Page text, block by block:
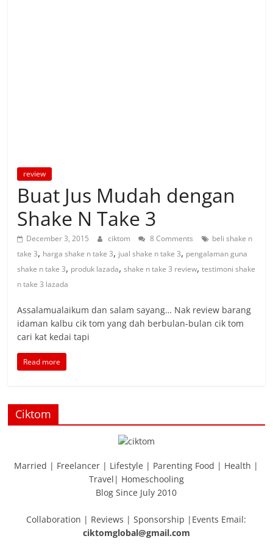
review
Buat Jus Mudah dengan
Shake N Take 3
December 3, 2015 ciktom 8 Comments
beli shake n
take 3, harga shake n take 3, jual shake n take 3, pengalaman guna
shake n take 3, produk lazada,shake n take 3 review,testimoni shake
n take 3 lazada
Assalamualaikum dan salam sayang… Nak review barang
idaman kalbu cik tom yang dah berbulan-bulan cik tom
cari kat kedai tapi
Read more
Ciktom
Married | Freelancer | Lifestyle | Parenting Food | Health |
Travel| Homeschooling
Blog Since July 2010
Collaboration | Reviews | Sponsorship |Events Email:
ciktomglobal@gmail.com